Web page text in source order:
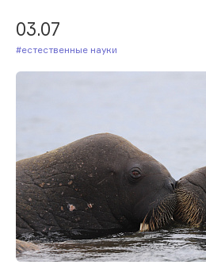
03.07
#Естественные науки